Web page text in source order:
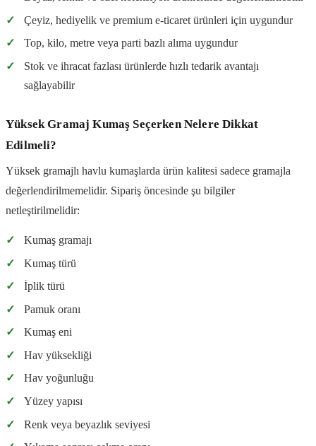
✓
Çeyiz, hediyelik ve premium e-ticaret ürünleri için uygundur
✓
Top, kilo, metre veya parti bazlı alıma uygundur
✓
Stok ve ihracat fazlası ürünlerde hızlı tedarik avantajı
sağlayabilir
Yüksek Gramaj Kumaş Seçerken Nelere Dikkat
Edilmeli?
Yüksek gramajlı havlu kumaşlarda ürün kalitesi sadece gramajla
değerlendirilmemelidir. Sipariş öncesinde şu bilgiler
netleştirilmelidir:
✓
Kumaş gramajı
✓
Kumaş türü
✓
İplik türü
✓
Pamuk oranı
✓
Kumaş eni
✓
Hav yüksekliği
✓
Hav yoğunluğu
✓
Yüzey yapısı
✓
Renk veya beyazlık seviyesi